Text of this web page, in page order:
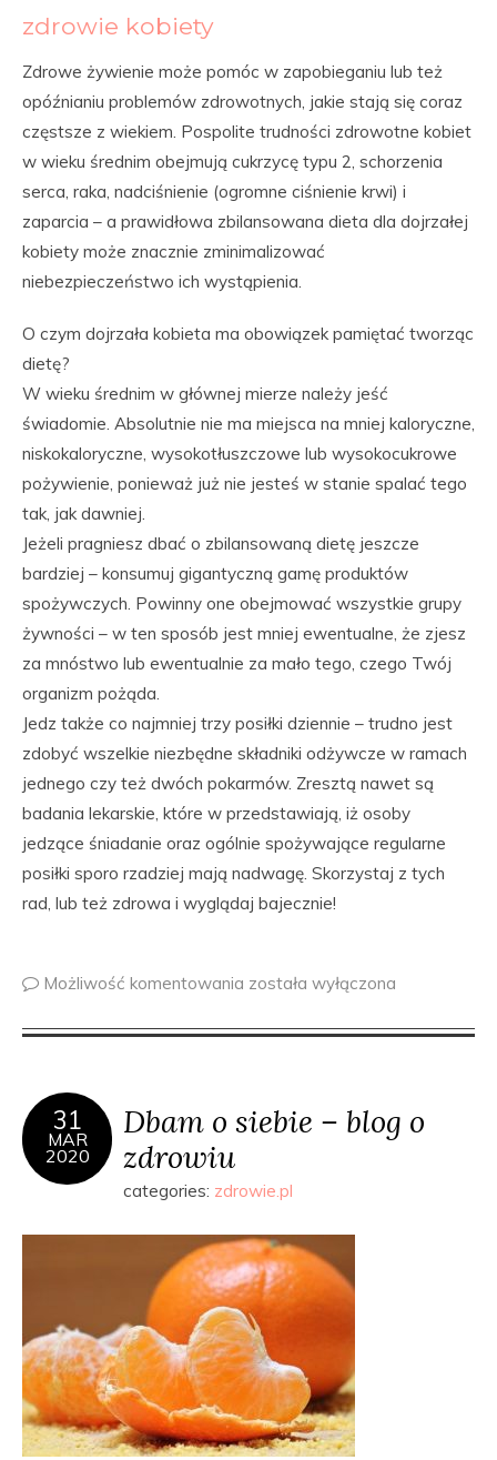
zdrowie kobiety
Zdrowe żywienie może pomóc w zapobieganiu lub też
opóźnianiu problemów zdrowotnych, jakie stają się coraz
częstsze z wiekiem. Pospolite trudności zdrowotne kobiet
w wieku średnim obejmują cukrzycę typu 2, schorzenia
serca, raka, nadciśnienie (ogromne ciśnienie krwi) i
zaparcia – a prawidłowa zbilansowana dieta dla dojrzałej
kobiety może znacznie zminimalizować
niebezpieczeństwo ich wystąpienia.
O czym dojrzała kobieta ma obowiązek pamiętać tworząc
dietę?
W wieku średnim w głównej mierze należy jeść
świadomie. Absolutnie nie ma miejsca na mniej kaloryczne,
niskokaloryczne, wysokotłuszczowe lub wysokocukrowe
pożywienie, ponieważ już nie jesteś w stanie spalać tego
tak, jak dawniej.
Jeżeli pragniesz dbać o zbilansowaną dietę jeszcze
bardziej – konsumuj gigantyczną gamę produktów
spożywczych. Powinny one obejmować wszystkie grupy
żywności – w ten sposób jest mniej ewentualne, że zjesz
za mnóstwo lub ewentualnie za mało tego, czego Twój
organizm pożąda.
Jedz także co najmniej trzy posiłki dziennie – trudno jest
zdobyć wszelkie niezbędne składniki odżywcze w ramach
jednego czy też dwóch pokarmów. Zresztą nawet są
badania lekarskie, które w przedstawiają, iż osoby
jedzące śniadanie oraz ogólnie spożywające regularne
posiłki sporo rzadziej mają nadwagę. Skorzystaj z tych
rad, lub też zdrowa i wyglądaj bajecznie!
Możliwość komentowania została wyłączona
31
MAR
2020
Dbam o siebie – blog o
zdrowiu
categories: zdrowie.pl